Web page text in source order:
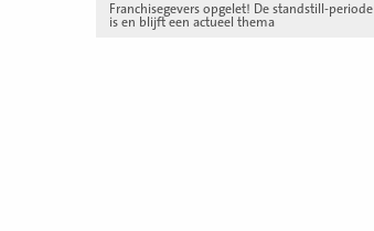
Franchisegevers opgelet! De standstill-periode
is en blijft een actueel thema